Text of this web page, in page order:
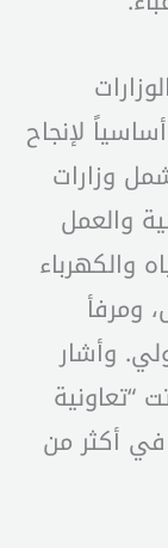
لإنجاح
وزارات
والعمل
والكهرباء
ومرفأ
وأشار
“تعاونية
في أكثر من